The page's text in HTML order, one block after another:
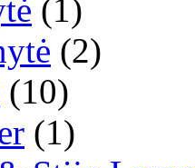
(1)
(2)
(10)
(1)